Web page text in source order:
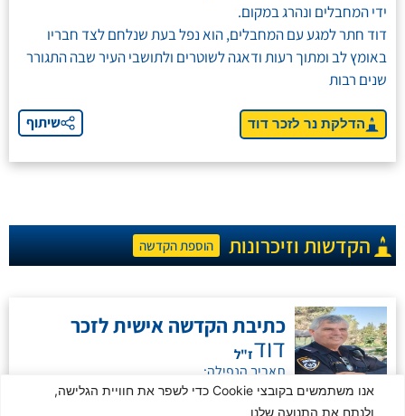
אנו משתמשים בקובצי Cookie כדי לשפר את חוויית הגלישה,
ולנתח את התנועה שלנו
ידי המחבלים ונהרג במקום.
דוד חתר למגע עם המחבלים, הוא נפל בעת שנלחם לצד חבריו
באומץ לב ומתוך רעות ודאגה לשוטרים ולתושבי העיר שבה התגורר
שנים רבות
הדלקת נר לזכר דוד שיתוף
הקדשות וזיכרונות הוספת הקדשה
כתיבת הקדשה אישית לזכר
דודז"ל
תאריך הנפילה:
07/10/2023 כ"ב תשרי שנת תשפ"ד